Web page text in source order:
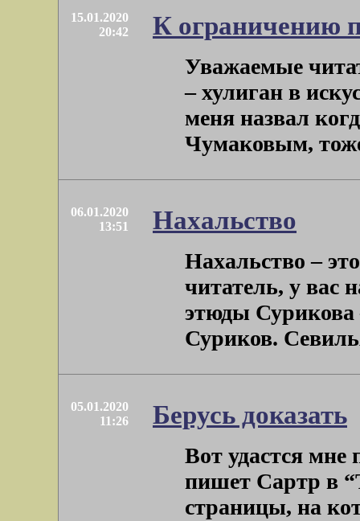
15.01.2020
20:42
К ограничению
Уважаемые
– хулиган в
меня назвал
Чумаковым,
06.01.2020
13:51
Нахальство
Нахальство –
читатель, у вас
этюды Сурикова
Суриков.
05.01.2020
11:26
Берусь доказать
Вот удастся мне
пишет Сартр в
страницы, на